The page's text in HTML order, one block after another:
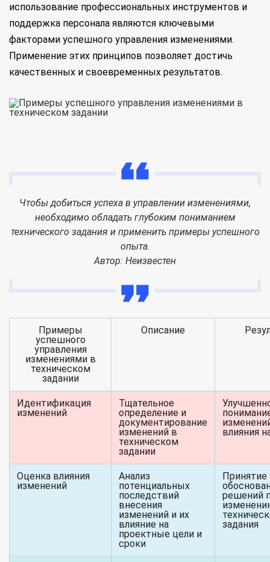
использование профессиональных инструментов и
поддержка персонала являются ключевыми
факторами успешного управления изменениями.
Применение этих принципов позволяет достичь
качественных и своевременных результатов.
Чтобы добиться успеха в управлении изменениями,
необходимо обладать глубоким пониманием
технического задания и применить примеры успешного
опыта.
Автор: Неизвестен
Примеры
успешного
управления
изменениями в
техническом
задании
Описание
Идентификация
изменений
Тщательное
определение и
документирование
изменений в
техническом
задании
влияния
Оценка влияния
изменений
Анализ
потенциальных
последствий
внесения
изменений и их
влияние на
проектные цели и
сроки
Принятие
решений
задания